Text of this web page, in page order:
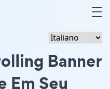
Banner
Em Seu